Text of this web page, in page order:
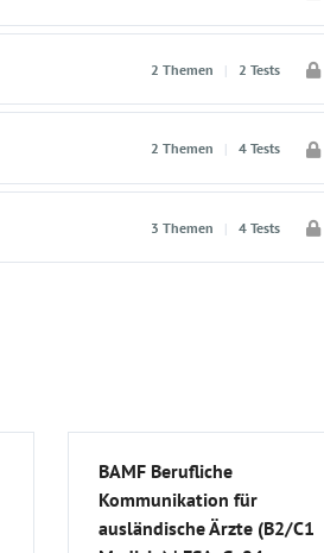
2 Themen | 2 Tests
2 Themen | 4 Tests
3 Themen | 4 Tests
BAMF Berufliche
Kommunikation für
ausländische Ärzte (B2/C1